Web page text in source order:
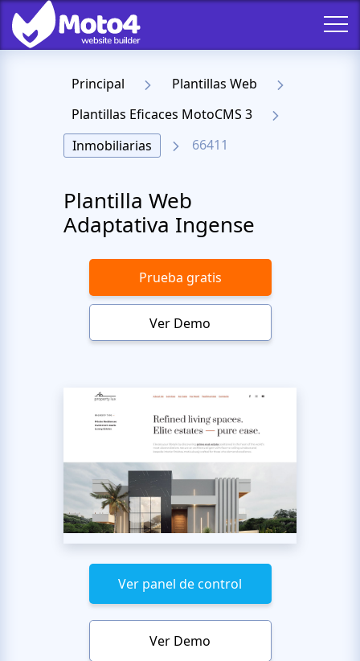
Principal
Plantillas Web
Plantillas Eficaces MotoCMS 3
Inmobiliarias
66411
Plantilla Web
Adaptativa Ingense
Prueba gratis
Ver Demo
Ver panel de control
Ver Demo